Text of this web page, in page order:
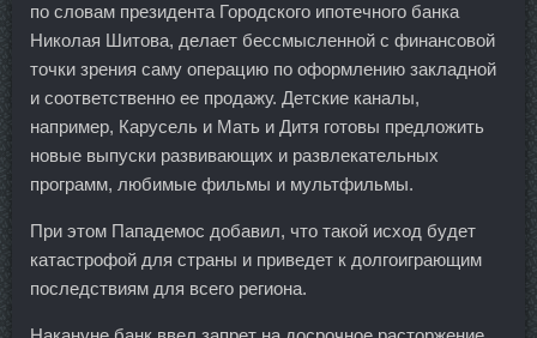
по словам президента Городского ипотечного банка
Николая Шитова, делает бессмысленной с финансовой
точки зрения саму операцию по оформлению закладной
и соответственно ее продажу. Детские каналы,
например, Карусель и Мать и Дитя готовы предложить
новые выпуски развивающих и развлекательных
программ, любимые фильмы и мультфильмы.
При этом Пападемос добавил, что такой исход будет
катастрофой для страны и приведет к долгоиграющим
последствиям для всего региона.